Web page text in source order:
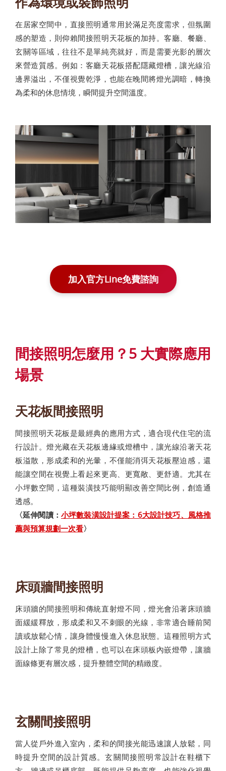
在居家空間中，直接照明通常用於滿足亮度需求，但氛圍
感的塑造，則仰賴間接照明天花板的加持。客廳、餐廳、
玄關等區域，往往不是單純亮就好，而是需要光影的層次
來營造質感。例如：客廳天花板搭配隱藏燈槽，讓光線沿
邊界溢出，不僅視覺乾淨，也能在晚間將燈光調暗，轉換
為柔和的休息情境，瞬間提升空間溫度。
加入官方Line免費諮詢
間接照明怎麼用？5 大實際應用
場景
天花板間接照明
間接照明天花板是最經典的應用方式，適合現代住宅的流
行設計。燈光藏在天花板邊緣或燈槽中，讓光線沿著天花
板溢散，形成柔和的光暈，不僅能消弭天花板壓迫感，還
能讓空間在視覺上看起來更高、更寬敞、更舒適。尤其在
小坪數空間，這種裝潢技巧能明顯改善空間比例，創造通
透感。
〈延伸閱讀： 小坪數裝潢設計提案：6大設計技巧、風格推
薦與預算規劃一次看〉
床頭牆間接照明
床頭牆的間接照明和傳統直射燈不同，燈光會沿著床頭牆
面緩緩釋放，形成柔和又不刺眼的光線，非常適合睡前閱
讀或放鬆心情，讓身體慢慢進入休息狀態。這種照明方式
設計上除了常見的燈槽，也可以在床頭板內嵌燈帶，讓牆
面線條更有層次感，提升整體空間的精緻度。
玄關間接照明
當人從戶外進入室內，柔和的間接光能迅速讓人放鬆，同
時提升空間的設計質感。玄關間接照明常設計在鞋櫃下